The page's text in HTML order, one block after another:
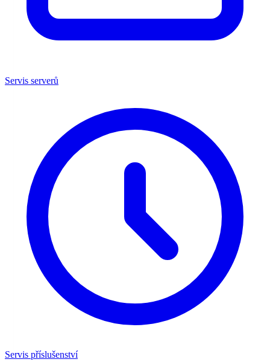
Servis serverů
Servis příslušenství